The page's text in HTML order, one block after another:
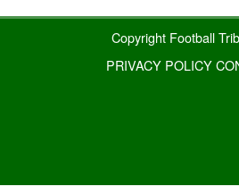
PRIVACY POLICY